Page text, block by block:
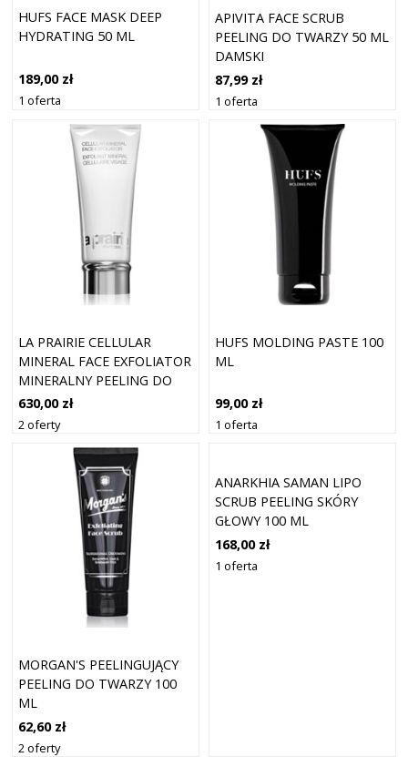
HUFS FACE MASK DEEP
HYDRATING 50 ML
189,00 zł
1 oferta
APIVITA FACE SCRUB
PEELING DO TWARZY 50 ML
DAMSKI
87,99 zł
1 oferta
LA PRAIRIE CELLULAR
MINERAL FACE EXFOLIATOR
MINERALNY PEELING DO
TWARZY 100 ML
630,00 zł
2 oferty
HUFS MOLDING PASTE 100
ML
99,00 zł
1 oferta
MORGAN'S PEELINGUJĄCY
PEELING DO TWARZY 100
ML
62,60 zł
2 oferty
ANARKHIA SAMAN LIPO
SCRUB PEELING SKÓRY
GŁOWY 100 ML
168,00 zł
1 oferta